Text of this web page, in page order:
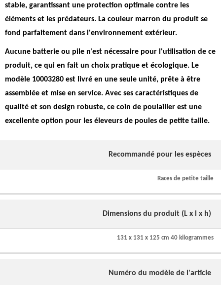
stable, garantissant une protection optimale contre les
éléments et les prédateurs. La couleur marron du produit se
fond parfaitement dans l'environnement extérieur.
Aucune batterie ou pile n'est nécessaire pour l'utilisation de ce
produit, ce qui en fait un choix pratique et écologique. Le
modèle 10003280 est livré en une seule unité, prête à être
assemblée et mise en service. Avec ses caractéristiques de
qualité et son design robuste, ce coin de poulailler est une
excellente option pour les éleveurs de poules de petite taille.
Recommandé pour les espèces
Races de petite taille
Dimensions du produit (L x l x h)
131 x 131 x 125 cm 40 kilogrammes
Numéro du modèle de l'article